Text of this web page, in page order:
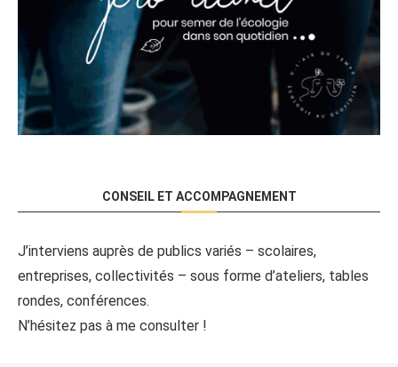
CONSEIL ET ACCOMPAGNEMENT
J’interviens auprès de publics variés – scolaires,
entreprises, collectivités – sous forme d’ateliers, tables
rondes, conférences.
N’hésitez pas à me consulter !